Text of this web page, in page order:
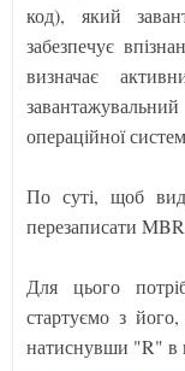
код), який
забезпечує
визначає
операційної
По суті, щоб
перезаписати
Для цього
стартуємо з
натиснувши "R" в